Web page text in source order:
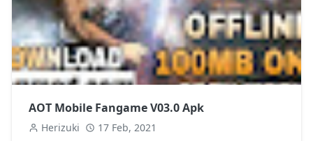
AOT Mobile Fangame V03.0 Apk
Herizuki 17 Feb, 2021